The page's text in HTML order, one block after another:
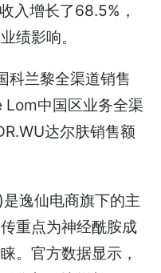
入增长了68.5%，
绩影响。
科兰黎全渠道销售
中国区业务全渠
达尔肤销售额
逸仙电商旗下的主
重点为神经酰胺成
。官方数据显示，